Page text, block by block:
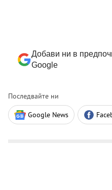
Добави ни в
Google
Последвайте ни
Google News